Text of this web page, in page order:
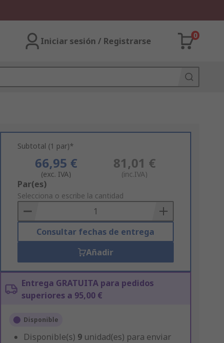
Iniciar sesión / Registrarse
0
Subtotal (1 par)*
66,95 €
(exc. IVA)
81,01 €
(inc.IVA)
Add
to
Basket
Par(es)
Selecciona o escribe la cantidad
Consultar fechas de entrega
Añadir
Entrega GRATUITA para pedidos
superiores a 95,00 €
Disponible
Disponible(s) 9 unidad(es) para enviar